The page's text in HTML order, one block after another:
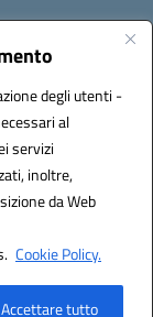
degli utenti -
al
servizi
inoltre,
da Web
Cookie Policy.
Accettare tutto
S.r.l.
Italia